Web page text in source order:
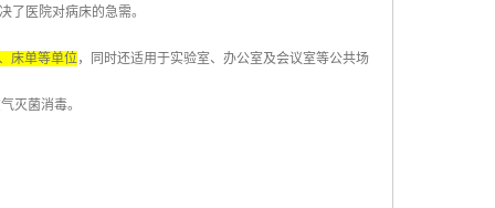
了医院对病床的急需。
床单等单位，同时还适用于实验室、办公室及会议室等公共场
灭菌消毒。